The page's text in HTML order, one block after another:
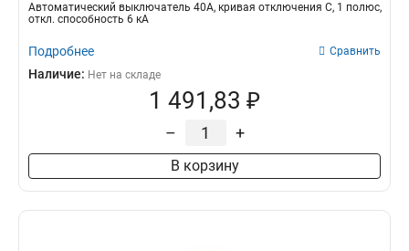
Автоматический выключатель 40А, кривая отключения С, 1 полюс,
откл. способность 6 кА
Подробнее Сравнить
Наличие: Нет на складе
1 491,83 ₽
– +
В корзину